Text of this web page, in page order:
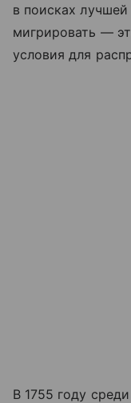
в поисках
мигрировать —
условия для
В 1755 году